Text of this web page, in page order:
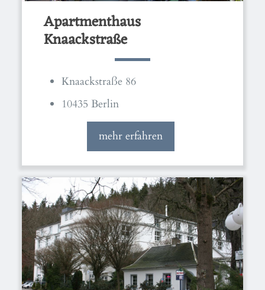
Apartmenthaus
Knaackstraße
Knaackstraße 86
10435 Berlin
mehr erfahren